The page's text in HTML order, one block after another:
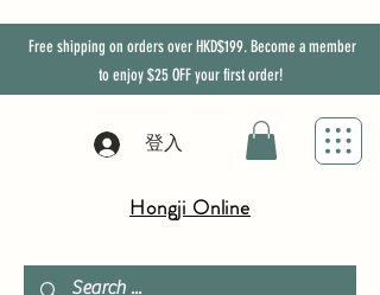
Free shipping on orders over HKD$199. Become a member
to enjoy$25 OFFyour first order!
登入
Hongji Online